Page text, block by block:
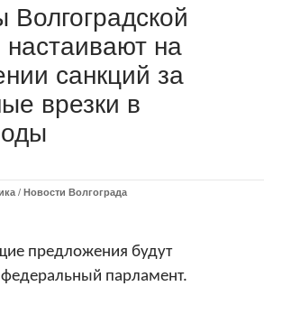
Волгоградской
на
санкций за
врезки в
/ Новости Волгограда
предложения будут
парламент.